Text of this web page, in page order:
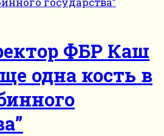
ФБР Каш
одна кость в